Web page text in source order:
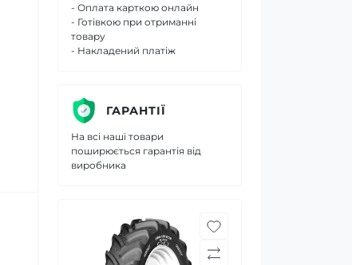
- Оплата карткою онлайн
- Готівкою при отриманні
товару
- Накладений платіж
ГАРАНТІЇ
На всі наші товари
поширюється гарантія від
виробника